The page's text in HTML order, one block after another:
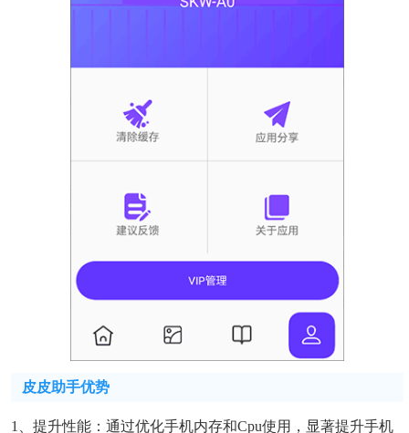
皮皮助手优势
1、提升性能：通过优化手机内存和cpu使用，显著提升手机